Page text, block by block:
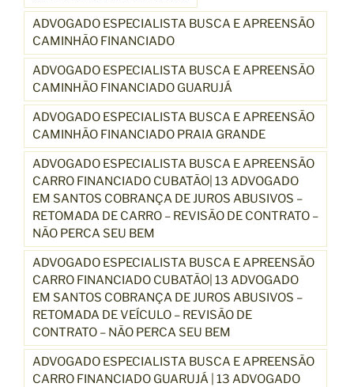
ADVOGADO ESPECIALISTA BUSCA E APREENSÃO
CAMINHÃO FINANCIADO
ADVOGADO ESPECIALISTA BUSCA E APREENSÃO
CAMINHÃO FINANCIADO GUARUJÁ
ADVOGADO ESPECIALISTA BUSCA E APREENSÃO
CAMINHÃO FINANCIADO PRAIA GRANDE
ADVOGADO ESPECIALISTA BUSCA E APREENSÃO
CARRO FINANCIADO CUBATÃO| 13 ADVOGADO
EM SANTOS COBRANÇA DE JUROS ABUSIVOS –
RETOMADA DE CARRO – REVISÃO DE CONTRATO –
NÃO PERCA SEU BEM
ADVOGADO ESPECIALISTA BUSCA E APREENSÃO
CARRO FINANCIADO CUBATÃO| 13 ADVOGADO
EM SANTOS COBRANÇA DE JUROS ABUSIVOS –
RETOMADA DE VEÍCULO – REVISÃO DE
CONTRATO – NÃO PERCA SEU BEM
ADVOGADO ESPECIALISTA BUSCA E APREENSÃO
CARRO FINANCIADO GUARUJÁ | 13 ADVOGADO